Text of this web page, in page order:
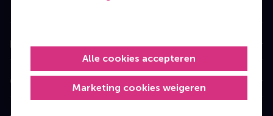
Marketing cookies weigeren
Alle cookies accepteren
Information for
Contact